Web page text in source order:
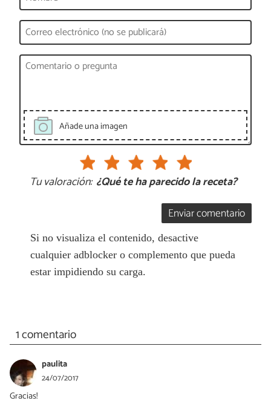
Añade una imagen
Tu valoración: ¿Qué te ha parecido la receta?
Enviar comentario
Si no visualiza el contenido, desactive
cualquier adblocker o complemento que pueda
estar impidiendo su carga.
1 comentario
paulita
24/07/2017
Gracias!